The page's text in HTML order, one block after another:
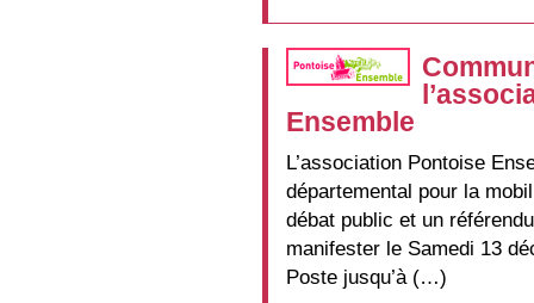
Ensemble
L’association Pontoise
départemental pour la
débat public et un
manifester le Samedi 13
Poste jusqu’à (…)